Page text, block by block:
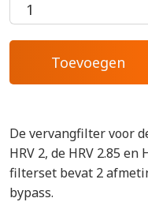
De vervangfilter voor
HRV 2, de HRV 2.85
filterset bevat 2
bypass.